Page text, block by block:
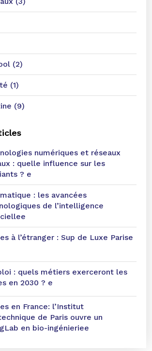
(2)
(1)
(9)
numériques et réseaux
: quelle influence sur les
? e
: les avancées
de l’intelligence
à l’étranger : Sup de Luxe Parise
: quels métiers exerceront les
en 2030 ? e
en France: l’Institut
de Paris ouvre un
en bio-ingénieriee